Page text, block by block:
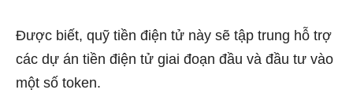
Được biết, quỹ tiền điện tử này sẽ tập trung hỗ trợ
các dự án tiền điện tử giai đoạn đầu và đầu tư vào
một số token.